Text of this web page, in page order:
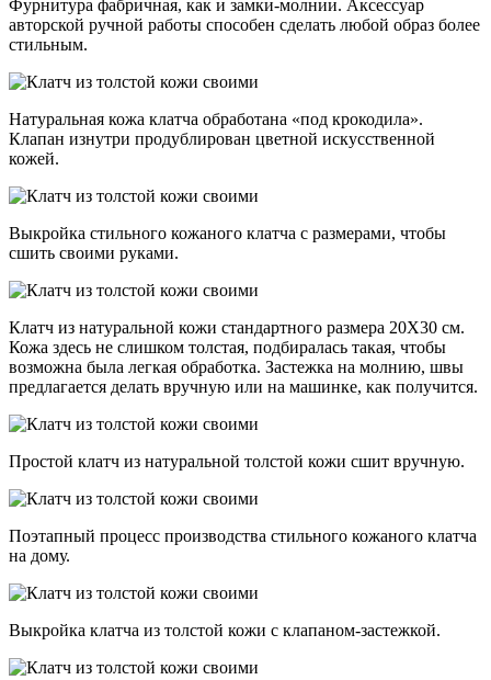
Фурнитура фабричная, как и замки-молнии. Аксессуар
авторской ручной работы способен сделать любой образ более
стильным.
Натуральная кожа клатча обработана «под крокодила».
Клапан изнутри продублирован цветной искусственной
кожей.
Выкройка стильного кожаного клатча с размерами, чтобы
сшить своими руками.
Клатч из натуральной кожи стандартного размера 20Х30 см.
Кожа здесь не слишком толстая, подбиралась такая, чтобы
возможна была легкая обработка. Застежка на молнию, швы
предлагается делать вручную или на машинке, как получится.
Простой клатч из натуральной толстой кожи сшит вручную.
Поэтапный процесс производства стильного кожаного клатча
на дому.
Выкройка клатча из толстой кожи с клапаном-застежкой.